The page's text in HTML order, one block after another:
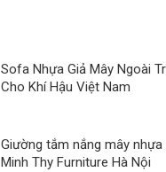
Sofa Nhựa Giả Mây Ngoài
Cho Khí Hậu Việt Nam
Giường tắm nắng mây
Minh Thy Furniture Hà Nội